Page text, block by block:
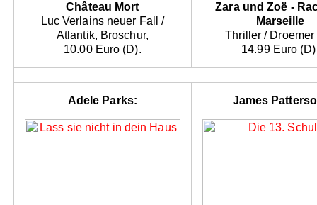
Château Mort
Luc Verlains neuer Fall /
Atlantik, Broschur,
10.00 Euro (D).
Zara und Zoë -
Marseille
Thriller / Droemer
14.99 Euro
Adele Parks: James